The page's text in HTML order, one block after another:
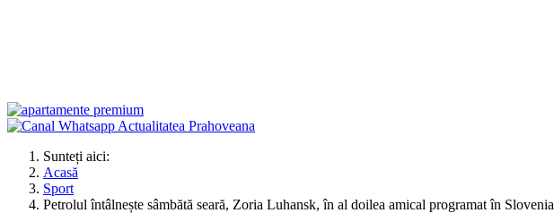
Sunteți aici:
Acasă
Sport
Petrolul întâlnește sâmbătă seară, Zoria Luhansk, în al doilea amical programat în Slovenia